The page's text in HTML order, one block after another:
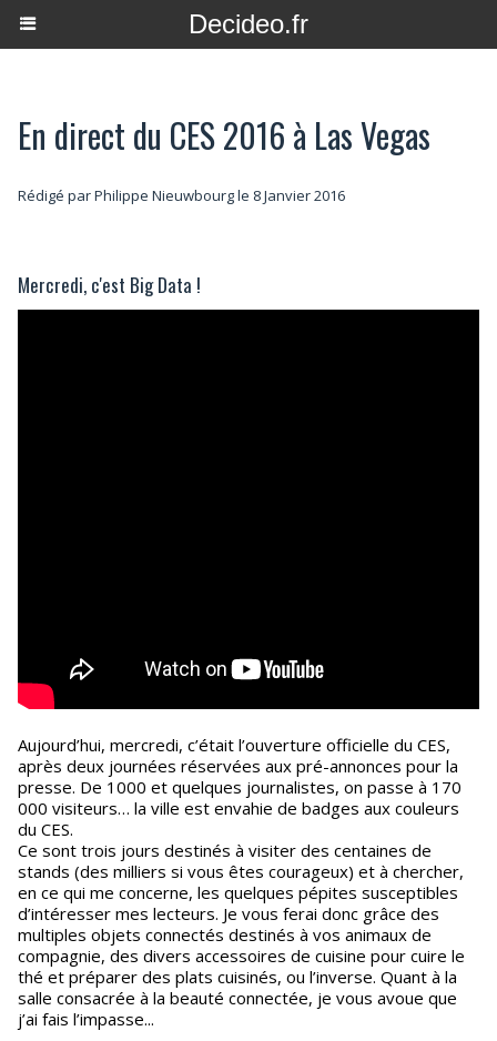
Decideo.fr
En direct du CES 2016 à Las Vegas
Rédigé parPhilippe Nieuwbourgle 8 Janvier 2016
Mercredi, c'est Big Data !
Aujourd’hui, mercredi, c’était l’ouverture officielle du CES,
après deux journées réservées aux pré-annonces pour la
presse. De 1000 et quelques journalistes, on passe à 170
000 visiteurs… la ville est envahie de badges aux couleurs
du CES.
Ce sont trois jours destinés à visiter des centaines de
stands (des milliers si vous êtes courageux) et à chercher,
en ce qui me concerne, les quelques pépites susceptibles
d’intéresser mes lecteurs. Je vous ferai donc grâce des
multiples objets connectés destinés à vos animaux de
compagnie, des divers accessoires de cuisine pour cuire le
thé et préparer des plats cuisinés, ou l’inverse. Quant à la
salle consacrée à la beauté connectée, je vous avoue que
j’ai fais l’impasse...